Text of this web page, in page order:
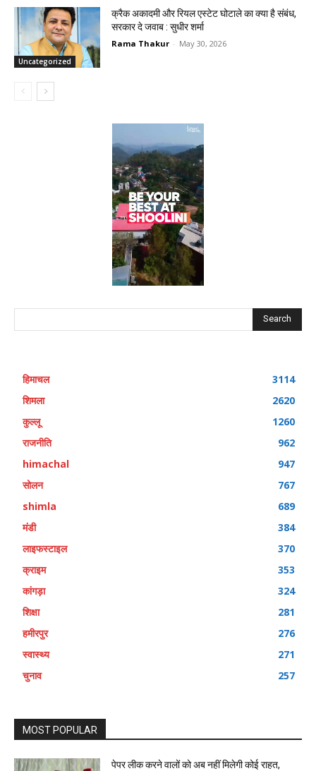
Uncategorized
क्रैक अकादमी और रियल एस्टेट घोटाले का क्या है संबंध,
सरकार दे जवाब : सुधीर शर्मा
Rama Thakur - May 30, 2026
Search
हिमाचल
3114
शिमला
2620
कुल्लू
1260
राजनीति
962
himachal
947
सोलन
767
shimla
689
मंडी
384
लाइफस्टाइल
370
क्राइम
353
कांगड़ा
324
शिक्षा
281
हमीरपुर
276
स्वास्थ्य
271
चुनाव
257
MOST POPULAR
पेपर लीक करने वालों को अब नहीं मिलेगी कोई राहत,